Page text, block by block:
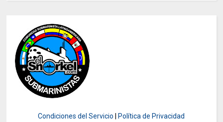
Condiciones del Servicio Política de Privacidad